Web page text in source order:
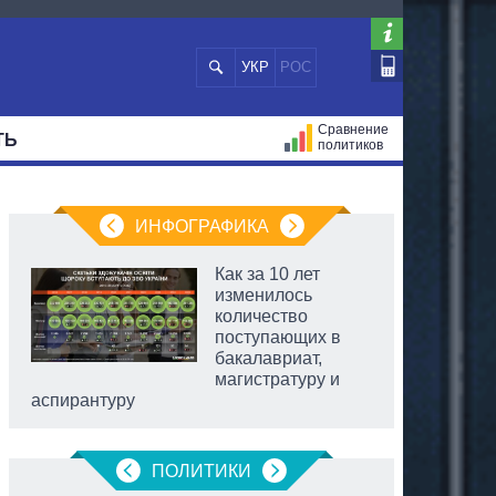
УКР РОС
Сравнение
политиков
ИНФОГРАФИКА
Как за 10 лет
изменилось
количество
поступающих в
бакалавриат,
магистратуру и
аспирантуру
ПОЛИТИКИ